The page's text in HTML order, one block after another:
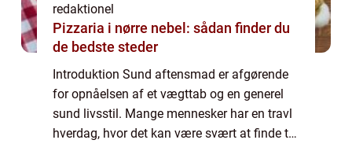
redaktionel
Pizzaria i nørre nebel: sådan finder du
de bedste steder
Introduktion Sund aftensmad er afgørende
for opnåelsen af et vægttab og en generel
sund livsstil. Mange mennesker har en travl
hverdag, hvor det kan være svært at finde tid